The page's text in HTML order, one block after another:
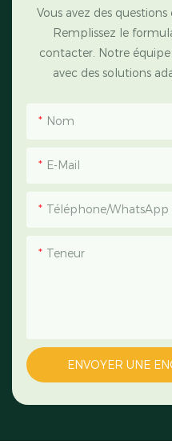
Vous avez des
Remplissez le
contacter. Notre
avec des solutions
Nom
E-Mail
Téléphone/WhatsApp
Teneur
ENVOYER UNE